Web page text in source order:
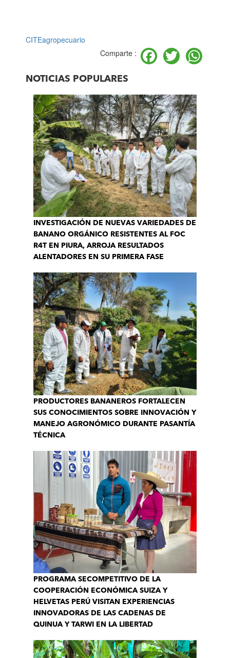
CITEagropecuario
Comparte :
Facebook
Twitter
NOTICIAS POPULARES
INVESTIGACIÓN DE NUEVAS VARIEDADES DE
BANANO ORGÁNICO RESISTENTES AL FOC
R4T EN PIURA, ARROJA RESULTADOS
ALENTADORES EN SU PRIMERA FASE
PRODUCTORES BANANEROS FORTALECEN
SUS CONOCIMIENTOS SOBRE INNOVACIÓN Y
MANEJO AGRONÓMICO DURANTE PASANTÍA
TÉCNICA
PROGRAMA SECOMPETITIVO DE LA
COOPERACIÓN ECONÓMICA SUIZA Y
HELVETAS PERÚ VISITAN EXPERIENCIAS
INNOVADORAS DE LAS CADENAS DE
QUINUA Y TARWI EN LA LIBERTAD